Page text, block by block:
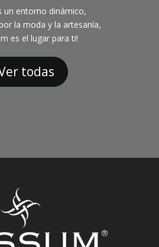
un entorno dinámico,
la moda y la artesanía,
es el lugar para ti!
todas